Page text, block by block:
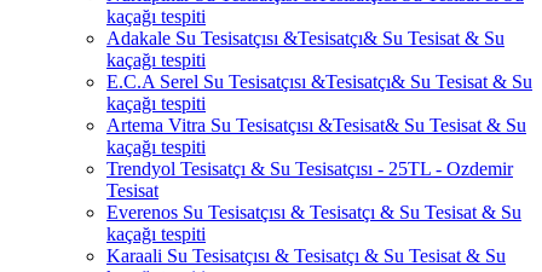
kaçağı tespiti
Adakale Su Tesisatçısı &Tesisatçı& Su Tesisat & Su
kaçağı tespiti
E.C.A Serel Su Tesisatçısı &Tesisatçı& Su Tesisat & Su
kaçağı tespiti
Artema Vitra Su Tesisatçısı &Tesisat& Su Tesisat & Su
kaçağı tespiti
Trendyol Tesisatçı & Su Tesisatçısı - 25TL - Ozdemir
Tesisat
Everenos Su Tesisatçısı & Tesisatçı & Su Tesisat & Su
kaçağı tespiti
Karaali Su Tesisatçısı & Tesisatçı & Su Tesisat & Su